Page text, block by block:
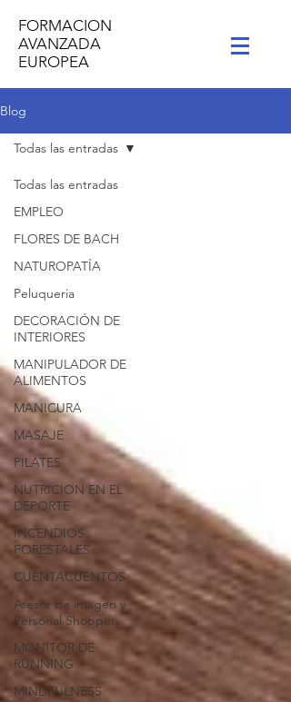
FORMACION
AVANZADA
EUROPEA
Blog
Todas las entradas
EMPLEO
FLORES DE BACH
NATUROPATÍA
Peluqueria
DECORACIÓN DE
INTERIORES
MANIPULADOR DE
ALIMENTOS
MANICURA
MASAJE
PILATES
NUTRICION EN EL
DEPORTE
INCENDIOS
FORESTALES
CUENTACUENTOS
Asesor de imagen y
Personal Shopper
MONITOR DE
RUNNING
MINDFULNESS
Todas las entradas